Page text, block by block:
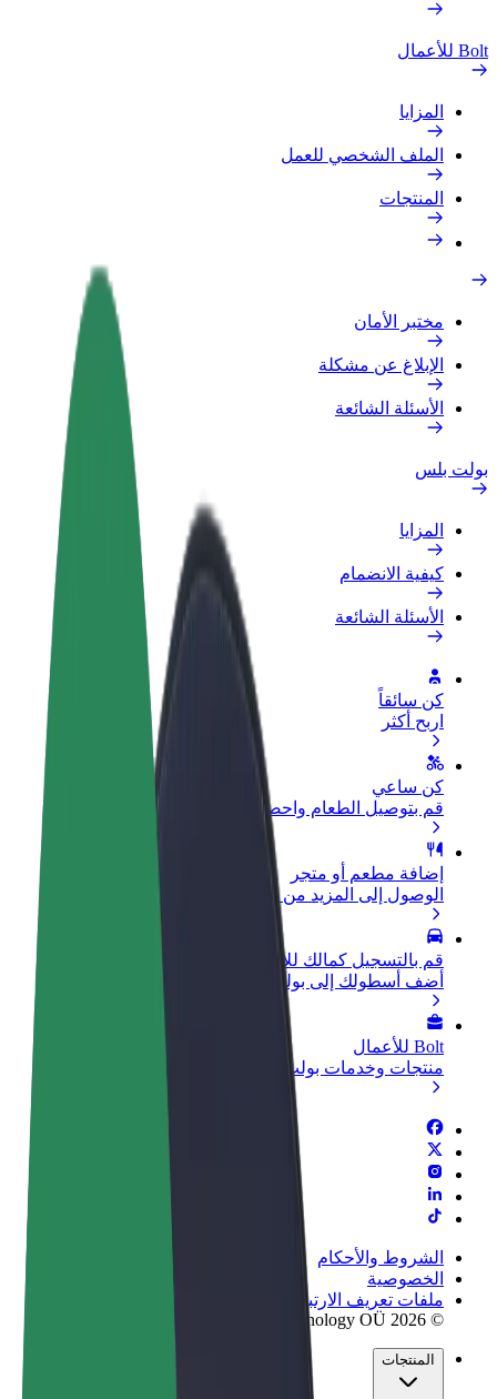
Bolt للأعمال
المزايا
الملف الشخصي للعمل
المنتجات
مختبر الأمان
الإبلاغ عن مشكلة
الأسئلة الشائعة
بولت بلس
المزايا
كيفية الانضمام
الأسئلة الشائعة
كن سائقاً
اربح أكثر
كن ساعي
قم بتوصيل الطعام واحصل على أجر أسبوعي
إضافة مطعم أو متجر
الوصول إلى المزيد من العملاء وزيادة الأرباح
قم بالتسجيل كمالك للأسطول
أضف أسطولك إلى بولت وقم بزيادة دخلك
Bolt للأعمال
منتجات وخدمات بولت تم تطويرها لعملك
الشروط والأحكام
الخصوصية
ملفات تعريف الارتباط
© 2026 Bolt Technology OÜ
المنتجات